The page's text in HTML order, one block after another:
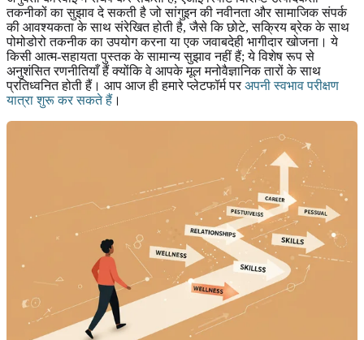
तकनीकों का सुझाव दे सकती है जो सांगुइन की नवीनता और सामाजिक संपर्क
की आवश्यकता के साथ संरेखित होती है, जैसे कि छोटे, सक्रिय ब्रेक के साथ
पोमोडोरो तकनीक का उपयोग करना या एक जवाबदेही भागीदार खोजना। ये
किसी आत्म-सहायता पुस्तक के सामान्य सुझाव नहीं हैं; ये विशेष रूप से
अनुशंसित रणनीतियाँ हैं क्योंकि वे आपके मूल मनोवैज्ञानिक तारों के साथ
प्रतिध्वनित होती हैं। आप आज ही हमारे प्लेटफॉर्म परअपनी स्वभाव परीक्षण
यात्रा शुरू कर सकते हैं ।